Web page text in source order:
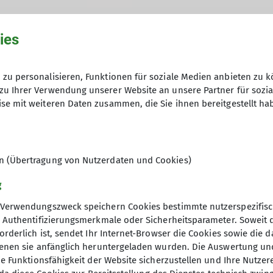
personalisieren, Funktionen für soziale Medien anbieten zu
Ihrer Verwendung unserer Website an unsere Partner für
mit weiteren Daten zusammen, die Sie ihnen bereitgestellt
(Übertragung von Nutzerdaten und Cookies)
speichern Cookies bestimmte
oder Sicherheitsparameter. Soweit
ist, sendet Ihr Internet-Browser die Cookies sowie die
sie anfänglich heruntergeladen wurden. Die Auswertung
Funktionsfähigkeit der Website sicherzustellen und Ihre